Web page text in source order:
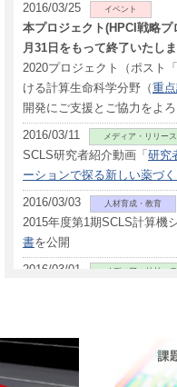
2016/03/25 イベント
本プロジェクト(HPCI戦略
月31日をもって終了いたしま
2020プロジェクト（ポスト
ける計算生命科学分野（重
開発にご支援とご協力をよ
2016/03/11
メディア・リリース
SCLS研究者紹介動画「 研究
ーションで探る新しい薬づく
2016/03/03
人材育成・教育
2015年度第1期SCLS計算機
書を公開
2016/03/01
メディア・リリース
プレスリリース：
る予防と新しい治療法へ期待
2016/02/12
メディア・リリース